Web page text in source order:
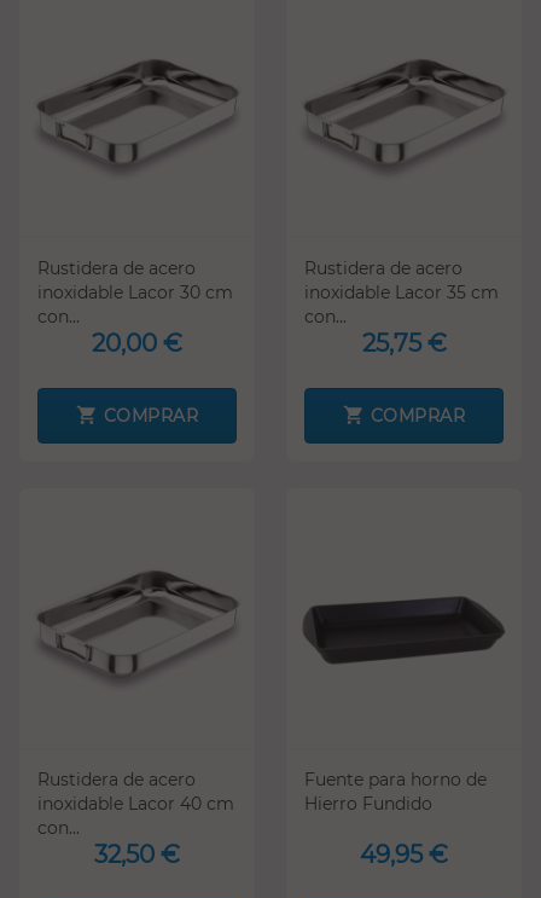
Rustidera de acero
inoxidable Lacor 30 cm
con...
20,00 €
COMPRAR
Rustidera de acero
inoxidable Lacor 35 cm
con...
25,75 €
COMPRAR
Rustidera de acero
inoxidable Lacor 40 cm
con...
32,50 €
Fuente para horno de
Hierro Fundido
49,95 €